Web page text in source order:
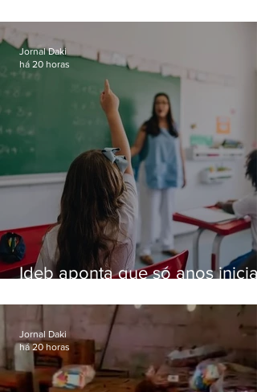
residências de luxo no Rio
Ideb aponta que só anos
educação
Jornal Daki
há 20 horas
Jornal Daki
há 20 horas